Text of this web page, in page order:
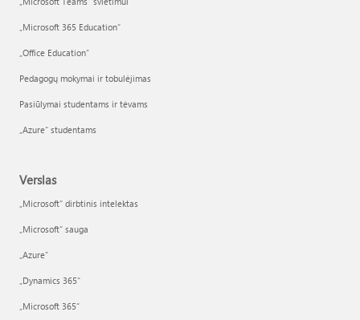
„Microsoft 365 Education“
„Office Education“
Pedagogų mokymai ir tobulėjimas
Pasiūlymai studentams ir tėvams
„Azure“ studentams
Verslas
„Microsoft“ dirbtinis intelektas
„Microsoft“ sauga
„Azure”
„Dynamics 365“
„Microsoft 365“